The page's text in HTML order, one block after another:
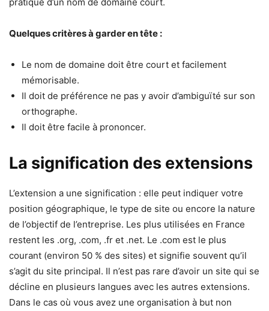
Quelques critères à garder en tête :
Le nom de domaine doit être court et facilement
mémorisable.
Il doit de préférence ne pas y avoir d’ambiguïté sur son
orthographe.
Il doit être facile à prononcer.
La signification des extensions
L’extension a une signification : elle peut indiquer votre
position géographique, le type de site ou encore la nature
de l’objectif de l’entreprise. Les plus utilisées en France
restent les .org, .com, .fr et .net. Le .com est le plus
courant (environ 50 % des sites) et signifie souvent qu’il
s’agit du site principal. Il n’est pas rare d’avoir un site qui se
décline en plusieurs langues avec les autres extensions.
Dans le cas où vous avez une organisation à but non